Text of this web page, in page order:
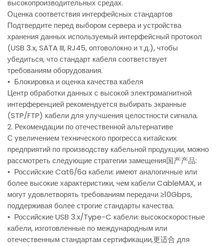
высокопроизводительных средах.
Оценка соответствия интерфейсных стандартов
Подтвердите перед выбором сервера и устройства
хранения данных используемый интерфейсный протокол
(USB 3.x, SATA III, RJ45, оптоволокно и т.д.), чтобы
убедиться, что стандарт кабеля соответствует
требованиям оборудования.
• Блокировка и оценка качества кабеля
Центр обработки данных с высокой электромагнитной
интерференцией рекомендуется выбирать экранные
(STP/FTP) кабели для улучшения целостности сигнала.
2. Рекомендации по отечественной альтернативе
С увеличением технического прогресса китайских
предприятий по производству кабельной продукции, можно
рассмотреть следующие стратегии замещения国产产品:
• Российские Cat6/6a кабели: имеют аналогичные или
более высокие характеристики, чем кабели CableMAX, и
могут удовлетворять требованиям передачи ≥10Gbps,
поддерживая более строгие стандарты качества.
• Российские USB 3.x/Type-C кабели: высокоскоростные
кабели, изготовленные по международным или
отечественным стандартам сертификации,更适合 для